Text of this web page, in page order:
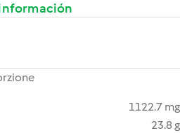
1122.7 mg
23.8 g